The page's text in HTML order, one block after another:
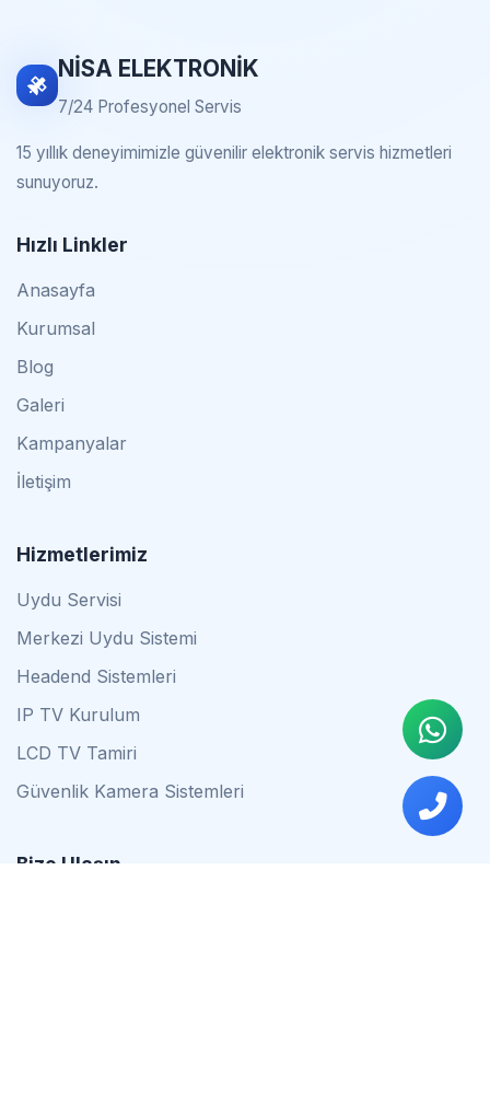
NİSA ELEKTRONİK
7/24 Profesyonel Servis
15 yıllık deneyimimizle güvenilir elektronik servis hizmetleri
sunuyoruz.
Hızlı Linkler
Anasayfa
Kurumsal
Blog
Galeri
Kampanyalar
İletişim
Hizmetlerimiz
Uydu Servisi
Merkezi Uydu Sistemi
Headend Sistemleri
IP TV Kurulum
LCD TV Tamiri
Güvenlik Kamera Sistemleri
Bize Ulaşın